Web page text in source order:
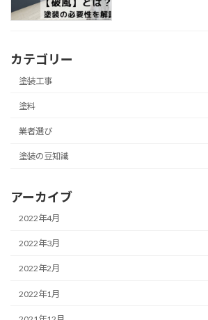
カテゴリー
塗装工事
塗料
業者選び
塗装の豆知識
アーカイブ
2022年4月
2022年3月
2022年2月
2022年1月